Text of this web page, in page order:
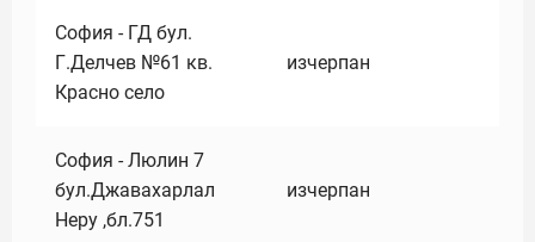
София - ГД бул.
Г.Делчев №61 кв.
Красно село
изчерпан
София - Люлин 7
бул.Джавахарлал
Неру ,бл.751
изчерпан